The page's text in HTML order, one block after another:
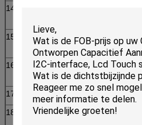
14
15
Vochtigheid
16
Relatieve
vochtigheid
17
Reactietijd
18 Transparantie